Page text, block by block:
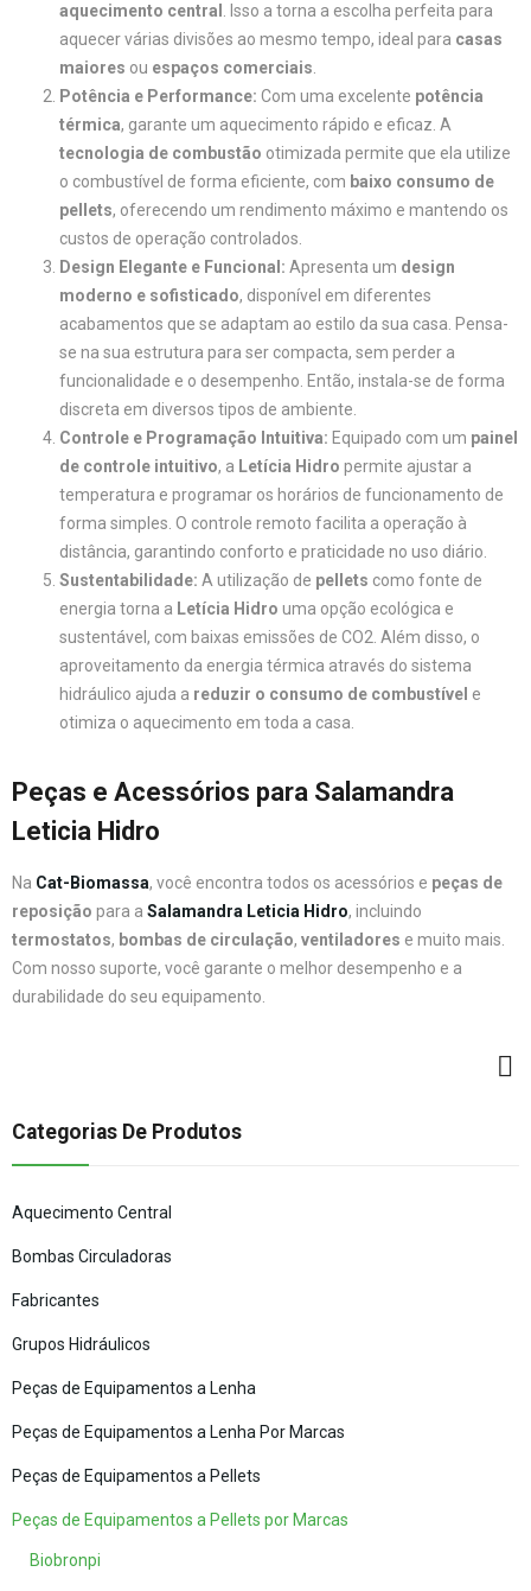
aquecimento central . Isso a torna a escolha perfeita para
aquecer várias divisões ao mesmo tempo, ideal para casas
maiores ou espaços comerciais.
Potência e Performance: Com uma excelente potência
térmica, garante um aquecimento rápido e eficaz. A
tecnologia de combustão otimizada permite que ela utilize
o combustível de forma eficiente, com baixo consumo de
pellets, oferecendo um rendimento máximo e mantendo os
custos de operação controlados.
Design Elegante e Funcional: Apresenta um design
moderno e sofisticado, disponível em diferentes
acabamentos que se adaptam ao estilo da sua casa. Pensa-
se na sua estrutura para ser compacta, sem perder a
funcionalidade e o desempenho. Então, instala-se de forma
discreta em diversos tipos de ambiente.
Controle e Programação Intuitiva: Equipado com um painel
de controle intuitivo, a Letícia Hidro permite ajustar a
temperatura e programar os horários de funcionamento de
forma simples. O controle remoto facilita a operação à
distância, garantindo conforto e praticidade no uso diário.
Sustentabilidade: A utilização de pellets como fonte de
energia torna a Letícia Hidro uma opção ecológica e
sustentável, com baixas emissões de CO2. Além disso, o
aproveitamento da energia térmica através do sistema
hidráulico ajuda a reduzir o consumo de combustível e
otimiza o aquecimento em toda a casa.
Peças e Acessórios para Salamandra
Leticia Hidro
Na Cat-Biomassa, você encontra todos os acessórios e peças de
reposição para a Salamandra Leticia Hidro, incluindo
termostatos, bombas de circulação, ventiladores e muito mais.
Com nosso suporte, você garante o melhor desempenho e a
durabilidade do seu equipamento.
Categorias De Produtos
Aquecimento Central
Bombas Circuladoras
Fabricantes
Grupos Hidráulicos
Peças de Equipamentos a Lenha
Peças de Equipamentos a Lenha Por Marcas
Peças de Equipamentos a Pellets
Peças de Equipamentos a Pellets por Marcas
Biobronpi